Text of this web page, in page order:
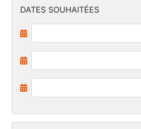
DATES SOUHAITÉES